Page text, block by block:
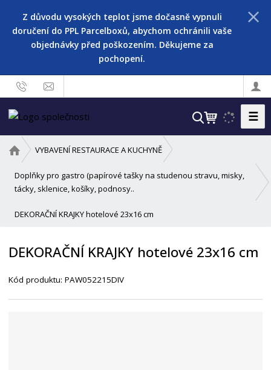
Z důvodu vysokých teplot jsme dočasně vypnuli
doručení do PPL Parcelboxů, abychom ochránili vaše
objednávky před poškozením. Děkujeme za
pochopení.
V
e
☰
v
o
d
í
r
n
VYBAVENÍ RESTAURACE A KUCHYNĚ
Doplňky pro gastro (papírové tašky na studenou stravu, misky,
tácky, sklenice, košíky, podnosy..
DEKORAČNÍ KRAJKY hotelové 23x16 cm
DEKORAČNÍ KRAJKY hotelové 23x16 cm
Kód produktu:PAW052215DIV